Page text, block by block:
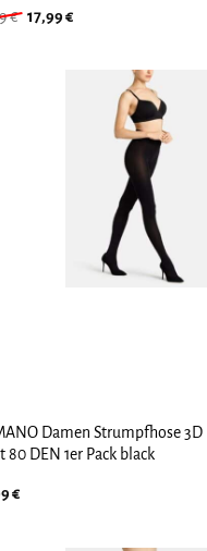
€ Ursprünglicher
17,99€Aktueller
Damen Strumpfhose
80 DEN 1er Pack black
€